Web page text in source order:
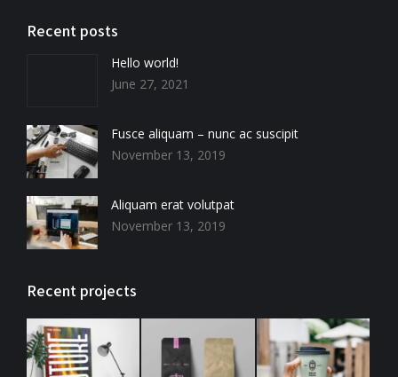
opensopensopens
new
in
new
Recent posts
Hello world!
June 27, 2021
Fusce aliquam – nunc ac suscipit
November 13, 2019
Aliquam erat volutpat
November 13, 2019
Recent projects